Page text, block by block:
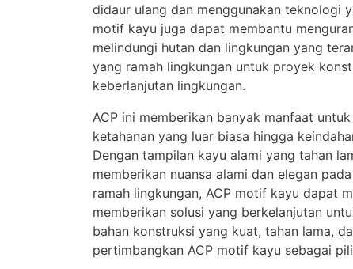
didaur ulang dan menggunakan teknologi
motif kayu juga dapat membantu
melindungi hutan dan lingkungan yang
yang ramah lingkungan untuk proyek
keberlanjutan lingkungan.
ACP ini memberikan banyak manfaat
ketahanan yang luar biasa hingga
Dengan tampilan kayu alami yang tahan
memberikan nuansa alami dan elegan
ramah lingkungan, ACP motif kayu dapat
memberikan solusi yang berkelanjutan
bahan konstruksi yang kuat, tahan lama,
pertimbangkan ACP motif kayu sebagai